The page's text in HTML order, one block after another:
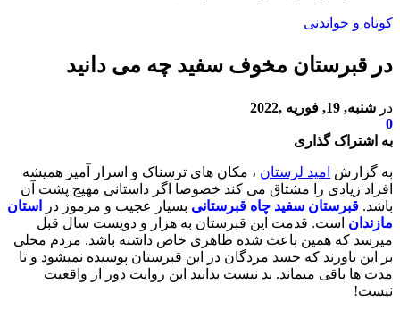
کوتاه و خواندنی
در قبرستان مخوف سفید چه می دانید
در شنبه, 19, فوریه ,2022
0
به اشتراک گذاری
به گزارش امید لرستان ، مکان های ترسناک و اسرار آمیز همیشه
افراد زیادی را مشتاق می کند خصوصا اگر داستانی مهیج پشت آن
باشد. قبرستان سفید چاه قبرستانی بسیار عجیب و مرموز در
استان
مازندان است. قدمت این قبرستان به هزار و دویست سال قبل
میرسد که همین باعث شده ظاهری خاص داشته باشد. مردم محلی
بر این باورند که جسد مردگان در این قبرستان پوسیده نمیشود و تا
مدت ها باقی میماند. بد نیست بدانید این روایت دور از واقعیت
نیست!